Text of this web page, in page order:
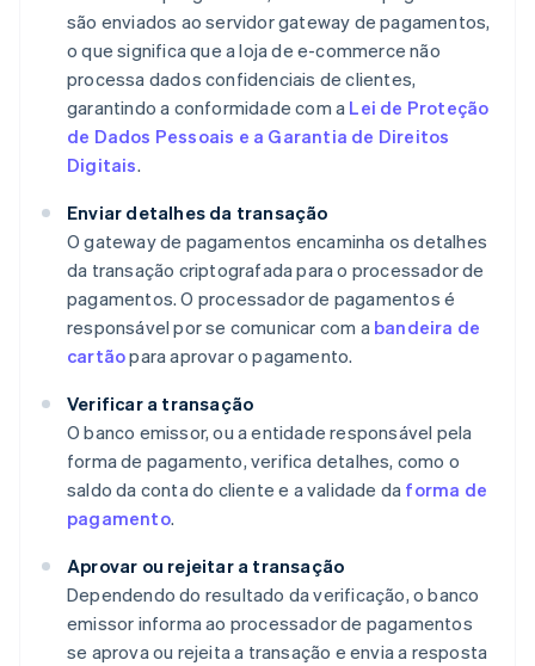
são enviados ao servidor gateway de pagamentos,
o que significa que a loja de e-commerce não
processa dados confidenciais de clientes,
garantindo a conformidade com a Lei de Proteção
de Dados Pessoais e a Garantia de Direitos
Digitais.
Enviar detalhes da transação
O gateway de pagamentos encaminha os detalhes
da transação criptografada para o processador de
pagamentos. O processador de pagamentos é
responsável por se comunicar com a bandeira de
cartãopara aprovar o pagamento.
Verificar a transação
O banco emissor, ou a entidade responsável pela
forma de pagamento, verifica detalhes, como o
saldo da conta do cliente e a validade da forma de
pagamento.
Aprovar ou rejeitar a transação
Dependendo do resultado da verificação, o banco
emissor informa ao processador de pagamentos
se aprova ou rejeita a transação e envia a resposta